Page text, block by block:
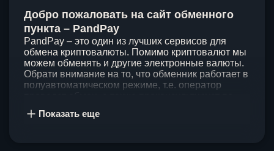
Добро пожаловать на сайт обменного
пункта – PandPay
PandPay – это один из лучших сервисов для
обмена криптовалюты. Помимо криптовалют мы
можем обменять и другие электронные валюты.
Обрати внимание на то, что обменник работает в
полуавтоматическом режиме, т.е. оператор
клиентов, поэтому стараемся проводить обмены
Показать еще